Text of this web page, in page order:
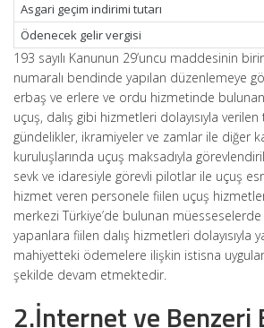
Asgari geçim indirimi tutarı
Ödenecek gelir vergisi
193 sayılı Kanunun 29’uncu maddesinin
numaralı bendinde yapılan düzenlemeye
erbaş ve erlere ve ordu hizmetinde
uçuş, dalış gibi hizmetleri dolayısıyla
gündelikler, ikramiyeler ve zamlar ile diğer
kuruluşlarında uçuş maksadıyla
sevk ve idaresiyle görevli pilotlar ile uçuş
hizmet veren personele fiilen uçuş
merkezi Türkiye’de bulunan müesseselerde
yapanlara fiilen dalış hizmetleri dolayısıyla
mahiyetteki ödemelere ilişkin istisna
şekilde devam etmektedir.
2.İnternet ve Benzeri